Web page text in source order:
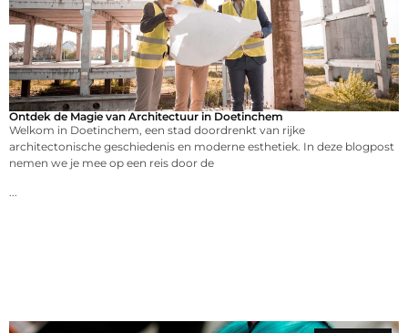
Ontdek de Magie van Architectuur in Doetinchem
Welkom in Doetinchem, een stad doordrenkt van rijke
architectonische geschiedenis en moderne esthetiek. In deze blogpost
nemen we je mee op een reis door de
...